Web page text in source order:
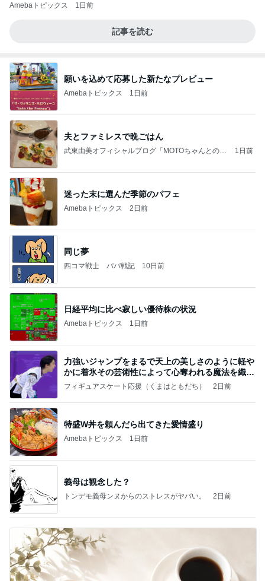
Amebaトピックス 1日前
記事を読む
願いを込めて応募した新たなプレビュー
Amebaトピックス 1日前
夫とファミレスで晩ごはん
武東由美オフィシャルブログ「MOTOちゃんとのは
1日前
迷った末に選んだ季節のパフェ
Amebaトピックス 2日前
同じ夢
四コマ戦士 パパ戦記 10日前
日経平均に比べ寂しい優待株の状況
Amebaトピックス 1日前
力強いジャンプをまるで天上の美しさのように軽や
かに着氷その芸術性によって心奪われる魔法を織り
なす
フィギュアスケート応援（くまはともだち） 2日前
特盛W丼を頼んだら出てきた愛情盛り
Amebaトピックス 1日前
義母は観念した？
トンデモ義母ンヌからのストレスがヤバい。 2日前